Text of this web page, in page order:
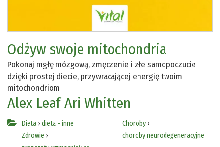
Odżyw swoje mitochondria
Pokonaj mgłę mózgową, zmęczenie i złe samopoczucie
dzięki prostej diecie, przywracającej energię twoim
mitochondriom
Alex LeafAri Whitten
Dieta › dieta - inne
Zdrowie ›
Choroby›
choroby neurodegeneracyjne